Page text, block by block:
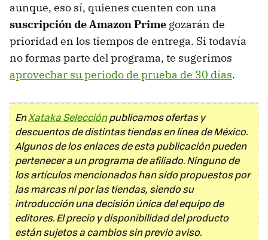
aunque, eso sí, quienes cuenten con una
suscripción de Amazon Prime gozarán de
prioridad en los tiempos de entrega. Si todavía
no formas parte del programa, te sugerimos
aprovechar su periodo de prueba de 30 días.
EnXataka Selecciónpublicamos ofertas y
descuentos de distintas tiendas en línea de México.
Algunos de los enlaces de esta publicación pueden
pertenecer a un programa de afiliado. Ninguno de
los artículos mencionados han sido propuestos por
las marcas ni por las tiendas, siendo su
introducción una decisión única del equipo de
editores. El precio y disponibilidad del producto
están sujetos a cambios sin previo aviso.